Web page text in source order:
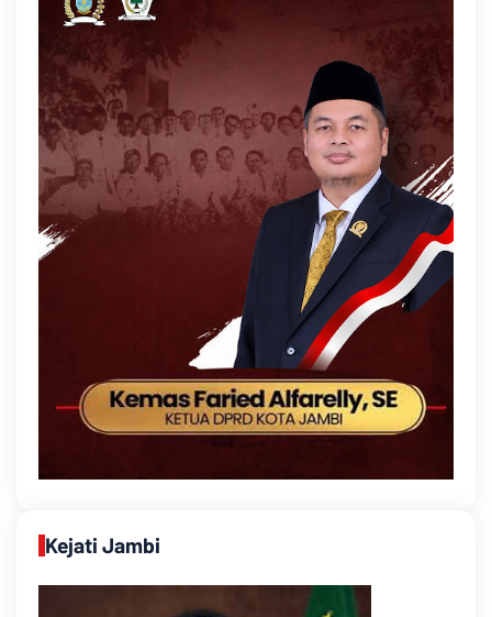
Kejati Jambi